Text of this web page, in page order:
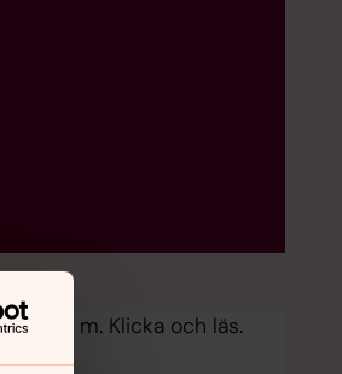
m m. Klicka och läs.